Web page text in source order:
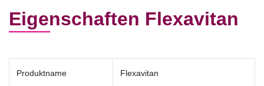
Eigenschaften Flexavitan
Produktname Flexavitan